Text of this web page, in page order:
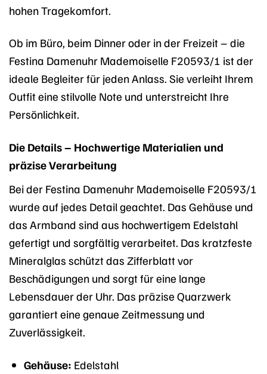
hohen Tragekomfort.
Ob im Büro, beim Dinner oder in der Freizeit – die
Festina Damenuhr Mademoiselle F20593/1 ist der
ideale Begleiter für jeden Anlass. Sie verleiht Ihrem
Outfit eine stilvolle Note und unterstreicht Ihre
Persönlichkeit.
Die Details – Hochwertige Materialien und
präzise Verarbeitung
Bei der Festina Damenuhr Mademoiselle F20593/1
wurde auf jedes Detail geachtet. Das Gehäuse und
das Armband sind aus hochwertigem Edelstahl
gefertigt und sorgfältig verarbeitet. Das kratzfeste
Mineralglas schützt das Zifferblatt vor
Beschädigungen und sorgt für eine lange
Lebensdauer der Uhr. Das präzise Quarzwerk
garantiert eine genaue Zeitmessung und
Zuverlässigkeit.
Gehäuse: Edelstahl